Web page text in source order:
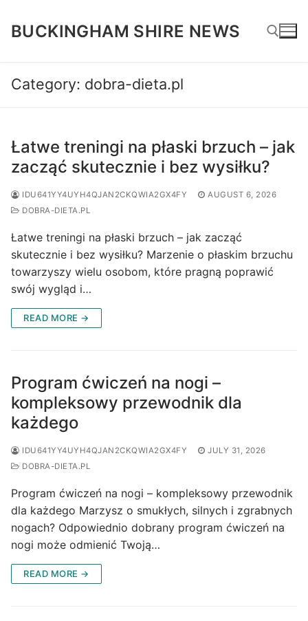
content
BUCKINGHAM SHIRE NEWS
Search for:
Category: dobra-dieta.pl
Łatwe treningi na płaski brzuch – jak
zacząć skutecznie i bez wysiłku?
IDU641YY4UYH4QJAN2CKQWIA2GX4FY
AUGUST 6, 2026
DOBRA-DIETA.PL
Łatwe treningi na płaski brzuch – jak zacząć
skutecznie i bez wysiłku? Marzenie o płaskim brzuchu
towarzyszy wielu osobom, które pragną poprawić
swój wygląd i…
READ MORE →
Program ćwiczeń na nogi –
kompleksowy przewodnik dla
każdego
IDU641YY4UYH4QJAN2CKQWIA2GX4FY
JULY 31, 2026
DOBRA-DIETA.PL
Program ćwiczeń na nogi – kompleksowy przewodnik
dla każdego Marzysz o smukłych, silnych i zgrabnych
nogach? Odpowiednio dobrany program ćwiczeń na
nogi może odmienić Twoją…
READ MORE →